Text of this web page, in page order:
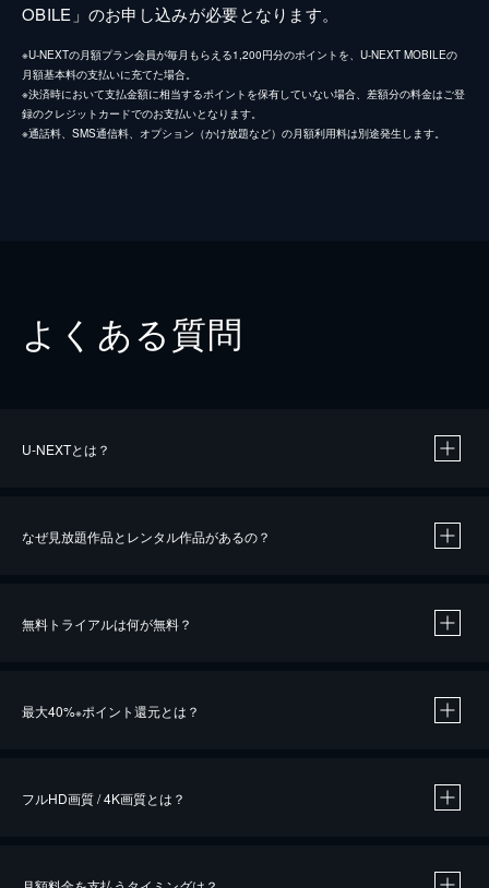
OBILE」のお申し込みが必要となります。
※U-NEXTの月額プラン会員が毎月もらえる1,200円分のポイントを、U-NEXT MOBILEの
月額基本料の支払いに充てた場合。
※決済時において支払金額に相当するポイントを保有していない場合、差額分の料金はご登
録のクレジットカードでのお支払いとなります。
※通話料、SMS通信料、オプション（かけ放題など）の月額利用料は別途発生します。
よくある質問
U-NEXTとは？
なぜ見放題作品とレンタル作品があるの？
無料トライアルは何が無料？
最大40%※ポイント還元とは？
フルHD画質 / 4K画質とは？